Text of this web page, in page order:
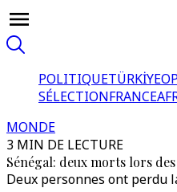
POLITIQUETÜRKİYE
SÉLECTIONFRANCE
MONDE
3 MIN DE LECTURE
Sénégal: deux morts lors
Deux personnes ont perdu